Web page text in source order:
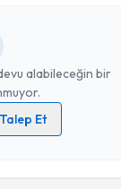
alabileceğin bir
Et
Aydınlatma Metni